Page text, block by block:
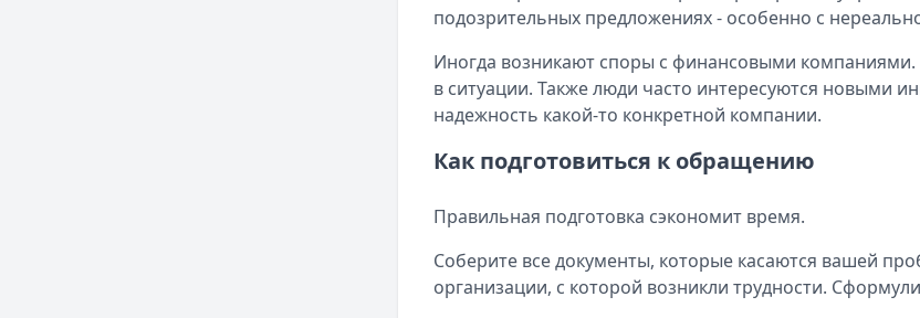
подозрительных предложениях - особенно с
Иногда возникают споры с финансовыми компаниями.
в ситуации. Также люди часто интересуются новыми
надежность какой-то конкретной компании.
Как подготовиться к обращению
Правильная подготовка сэкономит время.
Соберите все документы, которые касаются вашей
организации, с которой возникли трудности.